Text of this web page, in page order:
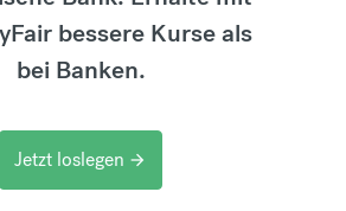
bessere Kurse als
bei Banken.
Jetzt loslegen arrow_forward